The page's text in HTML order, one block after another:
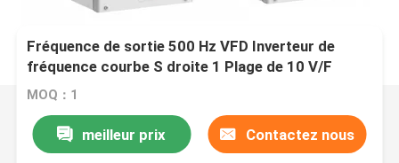
Fréquence de sortie 500 Hz VFD Inverteur de
fréquence courbe S droite 1 Plage de 10 V/F
MOQ：1
meilleur prix Contactez nous